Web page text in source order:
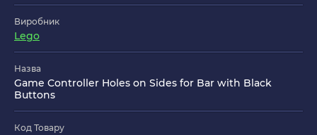
Виробник
Lego
Назва
Game Controller Holes on Sides for Bar with Black
Buttons
Код Товару